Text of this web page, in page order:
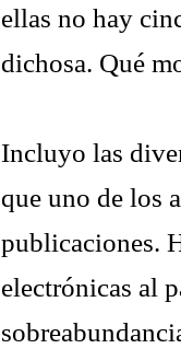
ellas no hay
dichosa. Qué
Incluyo las
que uno de los
publicaciones.
electrónicas al